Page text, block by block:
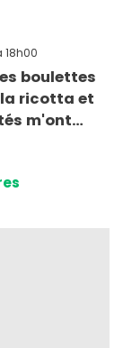
18h00
boulettes
ricotta et
m'ont